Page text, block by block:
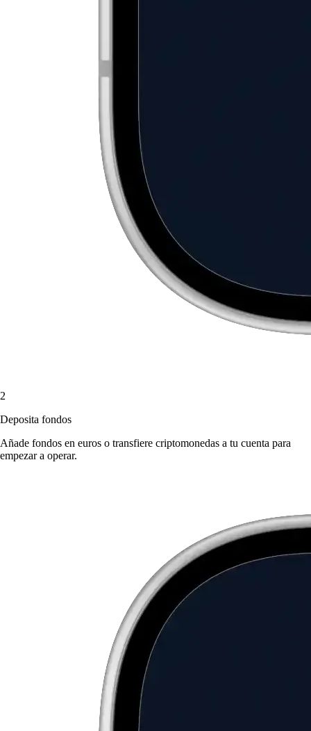
2
Deposita fondos
Añade fondos en euros o transfiere criptomonedas a tu cuenta para
empezar a operar.